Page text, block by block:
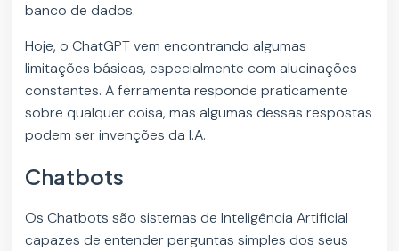
banco de dados.
Hoje, o ChatGPT vem encontrando algumas
limitações básicas, especialmente com alucinações
constantes. A ferramenta responde praticamente
sobre qualquer coisa, mas algumas dessas respostas
podem ser invenções da I.A.
Chatbots
Os Chatbots são sistemas de Inteligência Artificial
capazes de entender perguntas simples dos seus